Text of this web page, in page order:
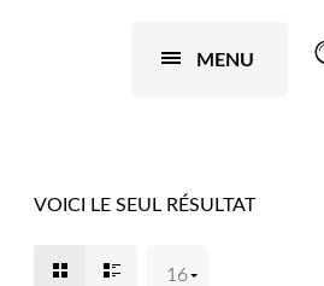
MENU
VOICI LE SEUL RÉSULTAT